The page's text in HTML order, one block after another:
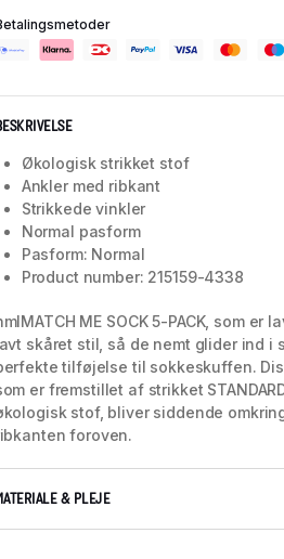
Økologisk strikket stof
Ankler med ribkant
Strikkede vinkler
Normal pasform
Pasform: Normal
Product number: 215159-4338
ME SOCK 5-PACK, som er
skåret stil, så de nemt glider ind i
tilføjelse til sokkeskuffen.
er fremstillet af strikket
stof, bliver siddende
foroven.
& PLEJE